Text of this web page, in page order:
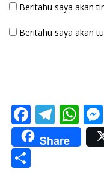
Beritahu saya akan
Beritahu saya akan
F
ac
e
T
el
e
W
h
at
Share